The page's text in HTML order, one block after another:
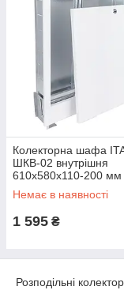
Колекторна шафа
ШКВ-02 внутрішня
610x580x110-200 мм
(кількість контурів: 4-6)
Немає в наявності
1 595 ₴
Розподільні